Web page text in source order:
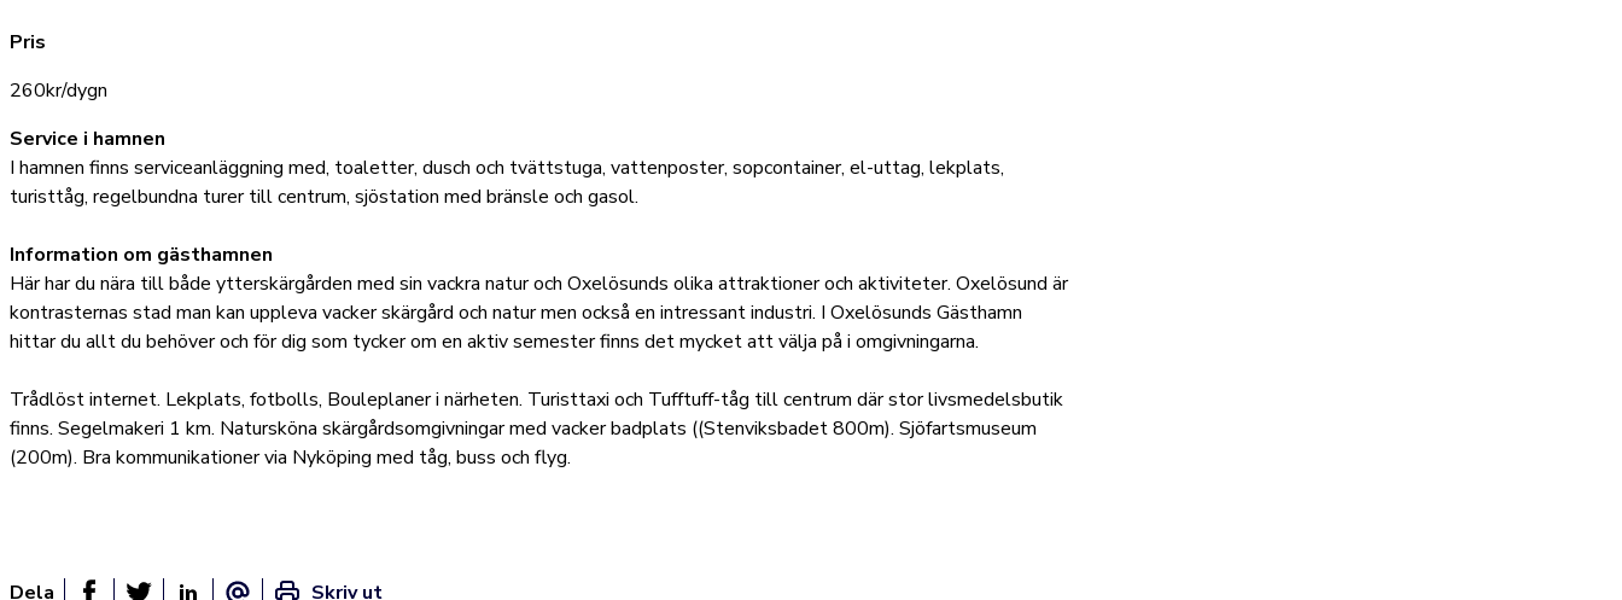
Pris
260kr/dygn
Service i hamnen
I hamnen finns serviceanläggning med, toaletter, dusch och tvättstuga, vattenposter, sopcontainer, el-uttag, lekplats,
turisttåg, regelbundna turer till centrum, sjöstation med bränsle och gasol.
Information om gästhamnen
Här har du nära till både ytterskärgården med sin vackra natur och Oxelösunds olika attraktioner och aktiviteter. Oxelösund är
kontrasternas stad man kan uppleva vacker skärgård och natur men också en intressant industri. I Oxelösunds Gästhamn
hittar du allt du behöver och för dig som tycker om en aktiv semester finns det mycket att välja på i omgivningarna.
Trådlöst internet. Lekplats, fotbolls, Bouleplaner i närheten. Turisttaxi och Tufftuff-tåg till centrum där stor livsmedelsbutik
finns. Segelmakeri 1 km. Natursköna skärgårdsomgivningar med vacker badplats ((Stenviksbadet 800m). Sjöfartsmuseum
(200m). Bra kommunikationer via Nyköping med tåg, buss och flyg.
Dela Skriv ut